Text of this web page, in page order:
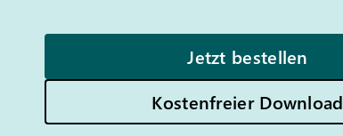
Jetzt bestellen
Kostenfreier Download